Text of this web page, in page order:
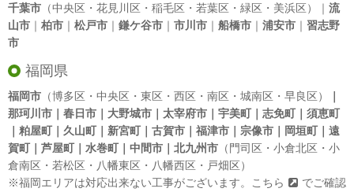
千葉市 （中央区・花見川区・稲毛区・若葉区・緑区・美浜区）｜ 流
山市 ｜ 柏市 ｜ 松戸市 ｜ 鎌ケ谷市 ｜ 市川市 ｜ 船橋市 ｜ 浦安市 ｜ 習志野
市
福岡県
福岡市 （博多区・中央区・東区・西区・南区・城南区・早良区）
那珂川市｜春日市｜大野城市｜太宰府市｜宇美町｜志免町｜須恵町
｜粕屋町｜久山町｜新宮町｜古賀市｜福津市｜宗像市｜岡垣町｜遠
賀町｜芦屋町｜水巻町｜中間市｜北九州市 （門司区・小倉北区・小
倉南区・若松区・八幡東区・八幡西区・戸畑区）
※福岡エリアは対応出来ない工事がございます。
こちら
でご確認